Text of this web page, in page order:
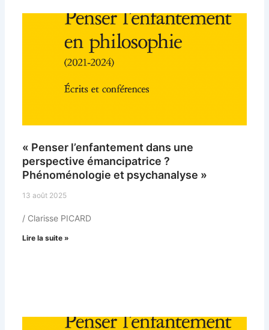
« Penser l’enfantement dans une
perspective émancipatrice ?
Phénoménologie et psychanalyse »
13 août 2025
/ Clarisse PICARD
Lire la suite »
Page PagePagePagePage